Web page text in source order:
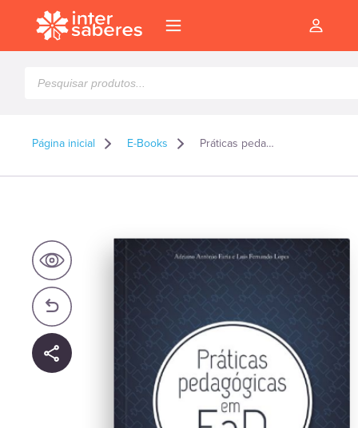
produtos
Página inicial E-Books Práticas pedagógicas em EaD – E-book